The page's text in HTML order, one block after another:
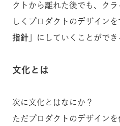
クトから離れた後でも、ク
しくプロダクトのデザインを
指針」
にしていくことができ
文化とは
次に文化とはなにか？
ただプロダクトのデザイン